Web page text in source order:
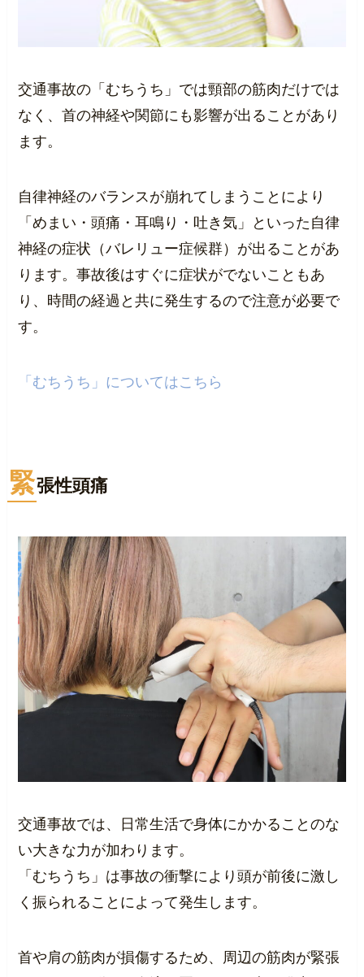
交通事故の「むちうち」では頸部の筋肉だけでは
なく、首の神経や関節にも影響が出ることがあり
ます。
自律神経のバランスが崩れてしまうことにより
「めまい・頭痛・耳鳴り・吐き気」といった自律
神経の症状（バレリュー症候群）が出ることがあ
ります。事故後はすぐに症状がでないこともあ
り、時間の経過と共に発生するので注意が必要で
す。
「むちうち」についてはこちら
緊張性頭痛
交通事故では、日常生活で身体にかかることのな
い大きな力が加わります。
「むちうち」は事故の衝撃により頭が前後に激し
く振られることによって発生します。
首や肩の筋肉が損傷するため、周辺の筋肉が緊張